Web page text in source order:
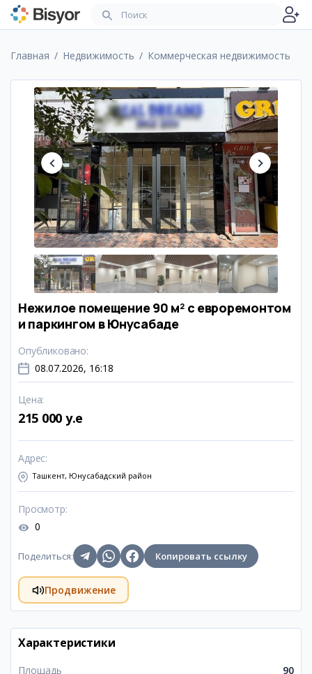
Главная Недвижимость Коммерческая недвижимость
Нежилое помещение 90 м² с евроремонтом
и паркингом в Юнусабаде
Опубликовано:
08.07.2026, 16:18
Цена:
215 000 y.e
Адрес:
Ташкент, Юнусабадский район
Просмотр:
0
Поделиться: Копировать ссылку
Продвижение
Характеристики
Площадь 90